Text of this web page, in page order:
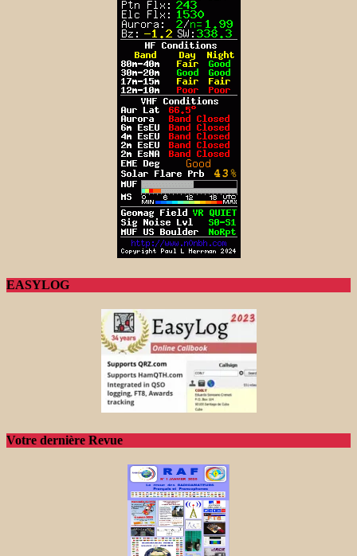
EASYLOG
Votre dernière Revue